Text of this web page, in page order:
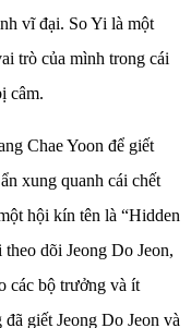
vĩ đại. So Yi là một
trò của mình trong cái
câm.
Chae Yoon để giết
xung quanh cái chết
hội kín tên là “Hidden
dõi Jeong Do Jeon,
các bộ trưởng và ít
giết Jeong Do Jeon và